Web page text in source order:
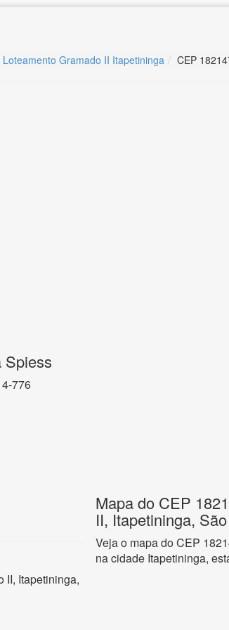
Loteamento Gramado II Itapetininga CEP
Spiess
776
II, Itapetininga,
Mapa do CEP
II, Itapetininga,
Veja o mapa do CEP
na cidade Itapetininga,